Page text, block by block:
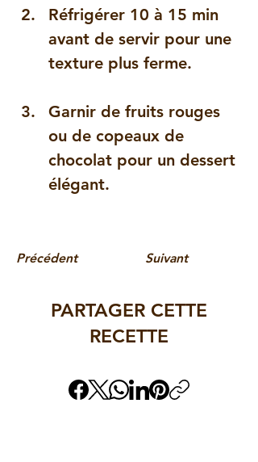
Réfrigérer 10 à 15 min
avant de servir pour une
texture plus ferme.
Garnir de fruits rouges
ou de copeaux de
chocolat pour un dessert
élégant.
Précédent Suivant
PARTAGER CETTE
RECETTE